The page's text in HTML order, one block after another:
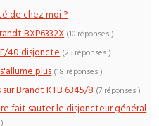
de chez moi ?
BXP6332X (10 réponses )
40 disjoncte (25 réponses )
plus (18 réponses )
Brandt KTB 6345/8 (7 réponses )
fait sauter le disjoncteur général